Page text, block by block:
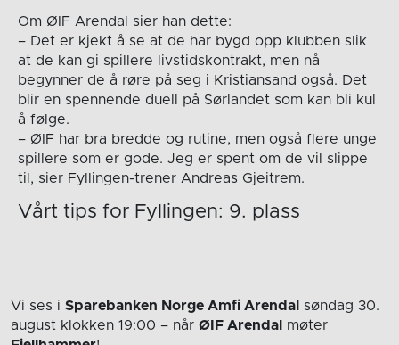
Om ØIF Arendal sier han dette:
– Det er kjekt å se at de har bygd opp klubben slik
at de kan gi spillere livstidskontrakt, men nå
begynner de å røre på seg i Kristiansand også. Det
blir en spennende duell på Sørlandet som kan bli kul
å følge.
– ØIF har bra bredde og rutine, men også flere unge
spillere som er gode. Jeg er spent om de vil slippe
til, sier Fyllingen-trener Andreas Gjeitrem.
Vårt tips for Fyllingen: 9. plass
Vi ses i Sparebanken Norge Amfi Arendal søndag 30.
august klokken 19:00 – når ØIF Arendal møter